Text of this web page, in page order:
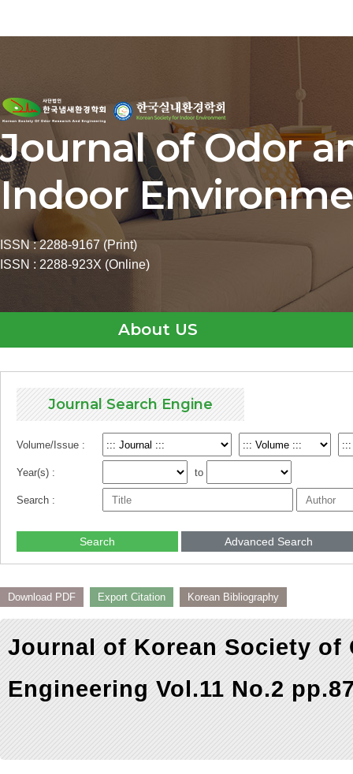
Journal of Odor
Indoor
ISSN : 2288-9167 (Print)
ISSN : 2288-923X (Online)
About US
Journal Search Engine
Volume/Issue :
Year(s) : to
Search :
Search Advanced Search
Download PDF Export Citation Korean Bibliography
Journal of Korean Society of
Engineering Vol.11 No.2